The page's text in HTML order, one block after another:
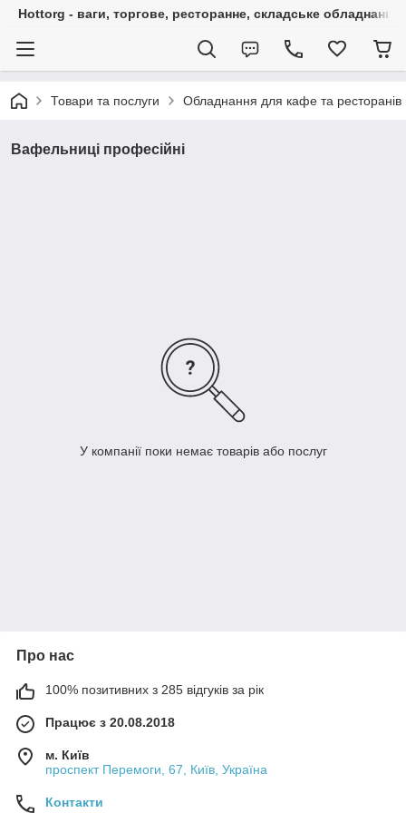
Hottorg - ваги, торгове, ресторанне, складське обладнання
Товари та послуги Обладнання для кафе та ресторанів
Вафельниці професійні
У компанії поки немає товарів або послуг
Про нас
100% позитивних з 285 відгуків за рік
Працює з 20.08.2018
м. Київ
проспект Перемоги, 67, Київ, Україна
Контакти